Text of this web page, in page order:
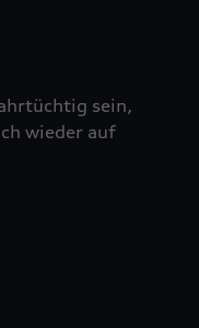
sein,
wieder auf